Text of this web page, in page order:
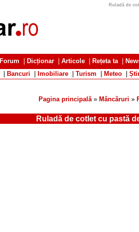
Ruladă de
Forum Dicționar Articole Rețeta ta|
Bancuri Imobiliare Turism Meteo
Pagina principală» Mâncăruri »
Ruladă de cotlet cu pastă